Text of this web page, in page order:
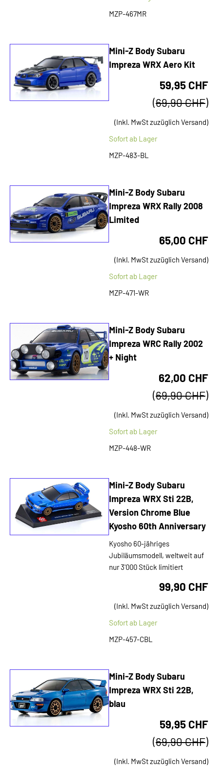
MZP-467MR
Mini-Z Body Subaru
Impreza WRX Aero Kit
59,95 CHF
(69,90 CHF)
(Inkl. MwSt zuzüglich Versand)
Sofort ab Lager
MZP-483-BL
Mini-Z Body Subaru
Impreza WRX Rally 2008
Limited
65,00 CHF
(Inkl. MwSt zuzüglich Versand)
Sofort ab Lager
MZP-471-WR
Mini-Z Body Subaru
Impreza WRC Rally 2002
+ Night
62,00 CHF
(69,90 CHF)
(Inkl. MwSt zuzüglich Versand)
Sofort ab Lager
MZP-448-WR
Mini-Z Body Subaru
Impreza WRX Sti 22B,
Version Chrome Blue
Kyosho 60th Anniversary
Kyosho 60-jähriges
Jubiläumsmodell, weltweit auf
nur 3'000 Stück limitiert
99,90 CHF
(Inkl. MwSt zuzüglich Versand)
Sofort ab Lager
MZP-457-CBL
Mini-Z Body Subaru
Impreza WRX Sti 22B,
blau
59,95 CHF
(69,90 CHF)
(Inkl. MwSt zuzüglich Versand)